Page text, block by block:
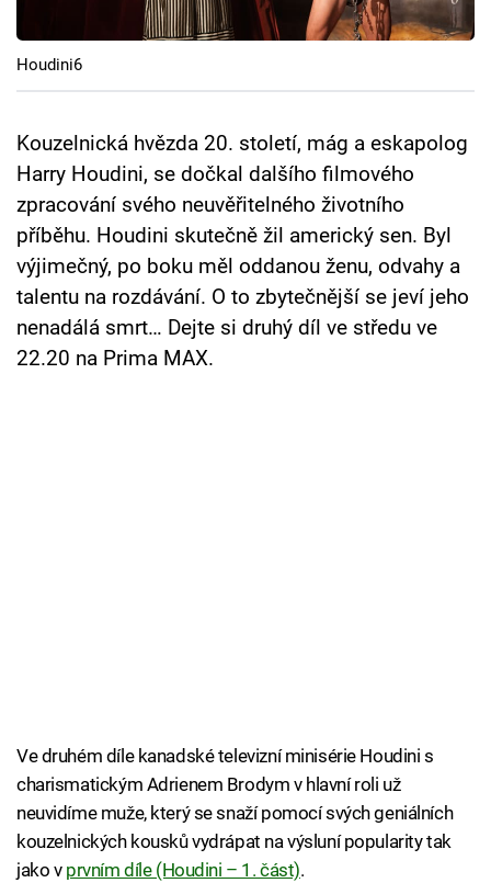
Pořady
TV Program
Sledujte prima+
Sledujte nás
Houdini6
Kouzelnická hvězda 20. století, mág a eskapolog
Harry Houdini, se dočkal dalšího filmového
zpracování svého neuvěřitelného životního
příběhu. Houdini skutečně žil americký sen. Byl
výjimečný, po boku měl oddanou ženu, odvahy a
talentu na rozdávání. O to zbytečnější se jeví jeho
nenadálá smrt… Dejte si druhý díl ve středu ve
22.20 na Prima MAX.
Ve druhém díle kanadské televizní minisérie Houdini s
charismatickým Adrienem Brodym v hlavní roli už
neuvidíme muže, který se snaží pomocí svých geniálních
kouzelnických kousků vydrápat na výsluní popularity tak
jako v prvním díle (Houdini – 1. část).